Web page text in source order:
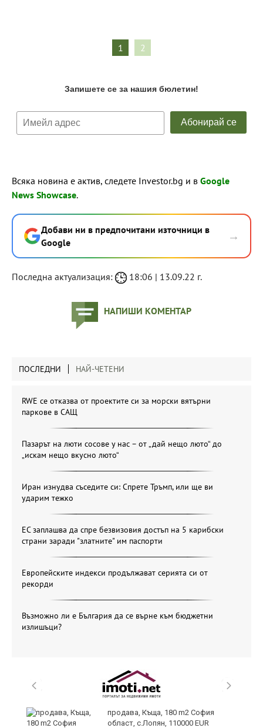
1 2
Всяка новина е актив, следете Investor.bg и в Google
News Showcase.
Добави ни в предпочитани източници в
Google
→
Последна актуализация: 18:06 | 13.09.22 г.
НАПИШИ КОМЕНТАР
ПОСЛЕДНИ НАЙ-ЧЕТЕНИ
RWE се отказва от проектите си за морски вятърни
паркове в САЩ
Пазарът на люти сосове у нас – от „дай нещо люто“ до
„искам нещо вкусно люто“
Иран изнудва съседите си: Спрете Тръмп, или ще ви
ударим тежко
ЕС заплашва да спре безвизовия достъп на 5 карибски
страни заради "златните" им паспорти
Европейските индекси продължават серията си от
рекорди
Възможно ли е България да се върне към бюджетни
излишъци?
продава, Къща, 180 m2 София
област, с.Лопян, 110000 EUR